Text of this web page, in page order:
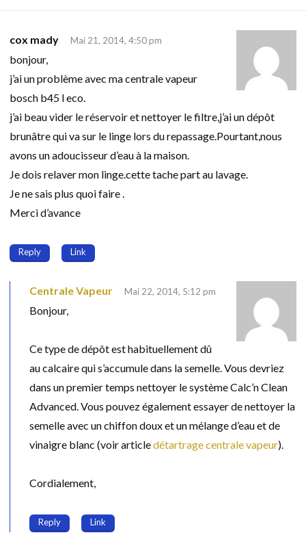
cox mady Mai 21, 2014, 4:50 pm
bonjour,
j’ai un problème avec ma centrale vapeur
bosch b45 l eco.
j’ai beau vider le réservoir et nettoyer le filtre,j’ai un dépôt
brunâtre qui va sur le linge lors du repassage.Pourtant,nous
avons un adoucisseur d’eau à la maison.
Je dois relaver mon linge.cette tache part au lavage.
Je ne sais plus quoi faire .
Merci d’avance
Reply Link
Centrale Vapeur Mai 22, 2014, 5:12 pm
Bonjour,
Ce type de dépôt est habituellement dû
au calcaire qui s’accumule dans la semelle. Vous devriez
dans un premier temps nettoyer le système Calc’n Clean
Advanced. Vous pouvez également essayer de nettoyer la
semelle avec un chiffon doux et un mélange d’eau et de
vinaigre blanc (voir articledétartrage centrale vapeur).
Cordialement,
Reply Link